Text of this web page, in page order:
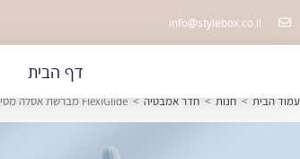
info@stylebox.co.il
דף הבית
עמוד הבית > חנות > חדר אמבטיה > FlexiGlide מברשת אסלה מסיליקון